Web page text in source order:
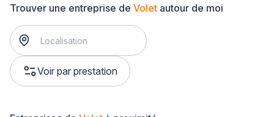
Trouver une entreprise de Volet autour de moi
Voir par prestation